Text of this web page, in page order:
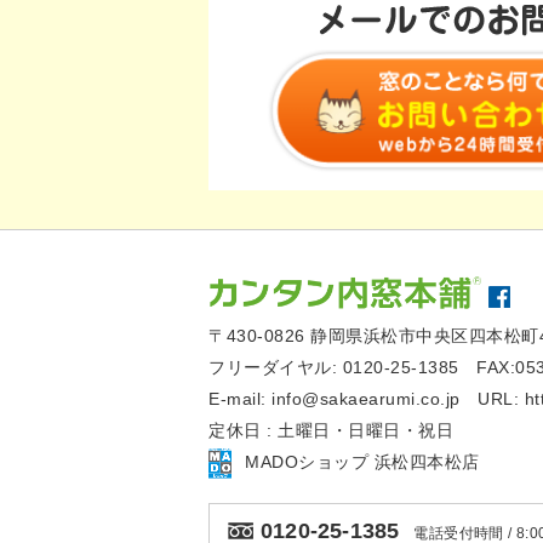
〒430-0826 静岡県浜松市中央区四本松
フリーダイヤル: 0120-25-1385
E-mail: info@sakaearumi.co.jp URL:
定休日 : 土曜日・日曜日・祝日
MADOショップ 浜松四本松店
0120-25-1385 電話受付時間 /